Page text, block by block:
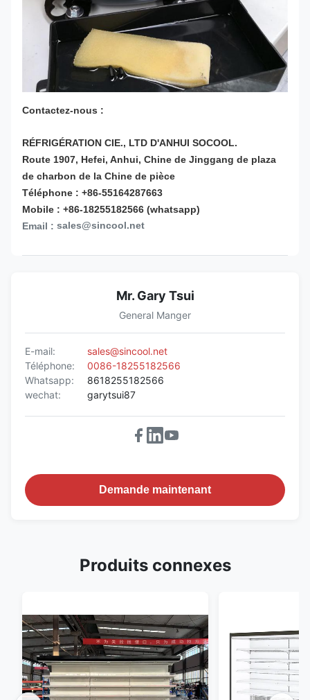
Contactez-nous :
RÉFRIGÉRATION CIE., LTD D'ANHUI SOCOOL.
Route 1907, Hefei, Anhui, Chine de Jinggang de plaza
de charbon de la Chine de pièce
Téléphone : +86-55164287663
Mobile : +86-18255182566 (whatsapp)
Email : sales@sincool.net
Mr. Gary Tsui
General Manger
E-mail:
sales@sincool.net
Téléphone:
0086-18255182566
Whatsapp:
8618255182566
wechat:
garytsui87
Demande maintenant
Produits connexes